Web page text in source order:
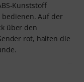
Kunststoff
bedienen. Auf der
über den
rot, halten die